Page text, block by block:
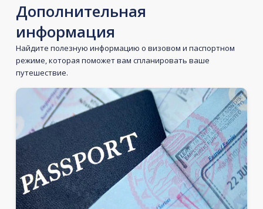
Дополнительная
информация
Найдите полезную информацию о визовом и паспортном
режиме, которая поможет вам спланировать ваше
путешествие.